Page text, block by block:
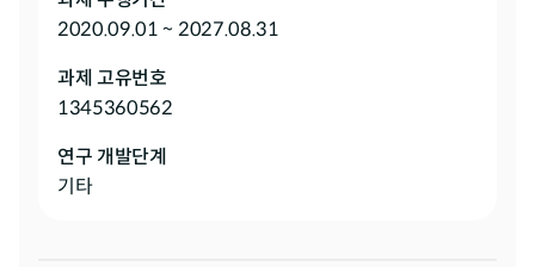
2020.09.01 ~ 2027.08.31
과제 고유번호
1345360562
연구 개발단계
기타